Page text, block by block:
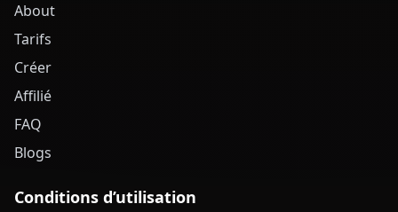
About
Tarifs
Créer
Affilié
FAQ
Blogs
Conditions d’utilisation